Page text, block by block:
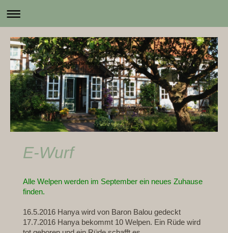
Berner von den Hellwiesen
E-Wurf
Alle Welpen werden im September ein neues Zuhause
finden.
16.5.2016 Hanya wird von Baron Balou gedeckt
17.7.2016 Hanya bekommt 10 Welpen. Ein Rüde wird